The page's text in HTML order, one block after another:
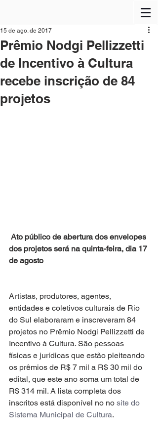
Prêmio Nodgi Pellizzetti
de Incentivo à Cultura
recebe inscrição de 84
projetos
15 de ago. de 2017
dos projetos será na quinta-feira, dia 17
de agosto
Artistas, produtores, agentes,
entidades e coletivos culturais de Rio
do Sul elaboraram e inscreveram 84
projetos no Prêmio Nodgi Pellizzetti de
Incentivo à Cultura. São pessoas
físicas e jurídicas que estão pleiteando
os prêmios de R$ 7 mil a R$ 30 mil do
edital, que este ano soma um total de
R$ 314 mil. A lista completa dos
inscritos está disponível no no site do
Sistema Municipal de Cultura.